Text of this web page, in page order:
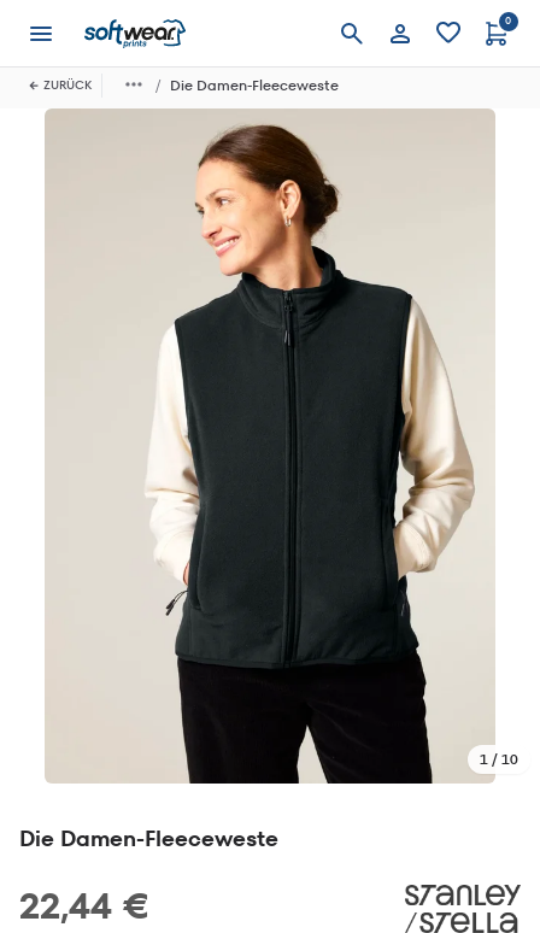
Anmelden
0
ZURÜCK Die Damen-Fleeceweste
1 / 10
Die Damen-Fleeceweste
22,44 €